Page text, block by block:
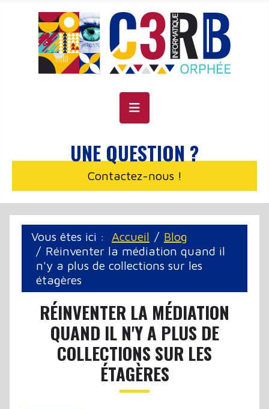
UNE QUESTION ?
Contactez-nous !
Vous êtes ici : Accueil
Blog
Réinventer la médiation quand il
n'y a plus de collections sur les
étagères
RÉINVENTER LA MÉDIATION
QUAND IL N'Y A PLUS DE
COLLECTIONS SUR LES
ÉTAGÈRES